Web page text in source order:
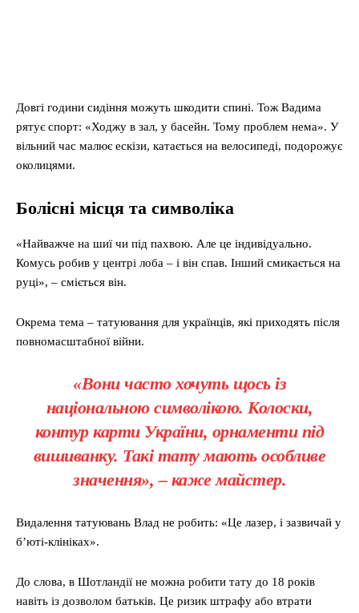
Довгі години сидіння можуть шкодити спині. Тож Вадима
рятує спорт: «Ходжу в зал, у басейн. Тому проблем нема». У
вільний час малює ескізи, катається на велосипеді, подорожує
околицями.
Болісні місця та символіка
«Найважче на шиї чи під пахвою. Але це індивідуально.
Комусь робив у центрі лоба – і він спав. Інший смикається на
руці», – сміється він.
Окрема тема – татуювання для українців, які приходять після
повномасштабної війни.
«Вони часто хочуть щось із
національною символікою. Колоски,
контур карти України, орнаменти під
вишиванку. Такі тату мають особливе
значення», – каже майстер.
Видалення татуювань Влад не робить: «Це лазер, і зазвичай у
б’юті-клініках».
До слова, в Шотландії не можна робити тату до 18 років
навіть із дозволом батьків. Це ризик штрафу або втрати